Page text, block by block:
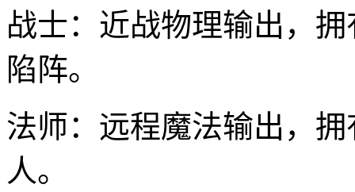
战士：近战物理输出，
陷阵。
法师：远程魔法输出，
人。